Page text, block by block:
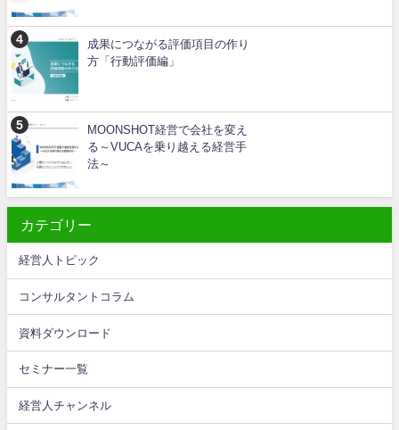
成果につながる評価項目の作り
方「行動評価編」
MOONSHOT経営で会社を変え
る～VUCAを乗り越える経営手
法～
カテゴリー
経営人トピック
コンサルタントコラム
資料ダウンロード
セミナー一覧
経営人チャンネル